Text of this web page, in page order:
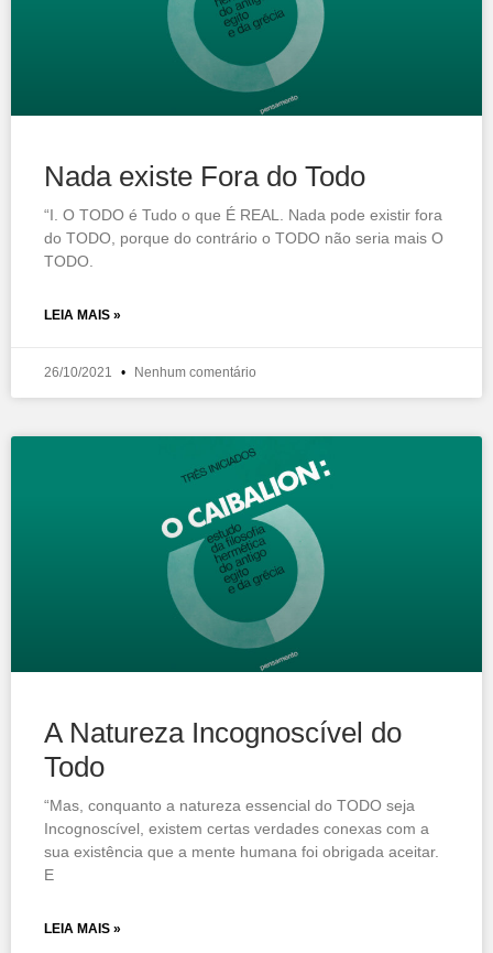
Nada existe Fora do Todo
“I. O TODO é Tudo o que É REAL. Nada pode existir fora
do TODO, porque do contrário o TODO não seria mais O
TODO.
LEIA MAIS »
26/10/2021 Nenhum comentário
A Natureza Incognoscível do
Todo
“Mas, conquanto a natureza essencial do TODO seja
Incognoscível, existem certas verdades conexas com a
sua existência que a mente humana foi obrigada aceitar.
E
LEIA MAIS »